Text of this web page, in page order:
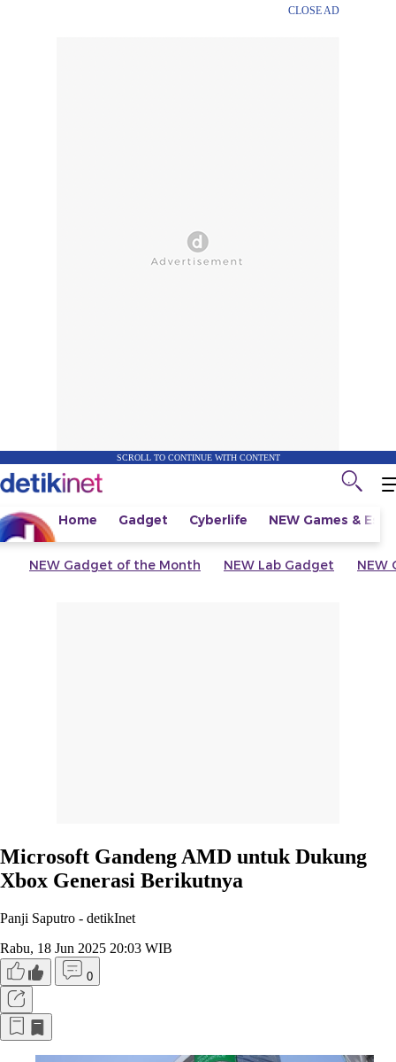
CLOSE AD
SCROLL TO CONTINUE WITH CONTENT
Home Gadget Cyberlife NEW Games &
NEW Gadget of the Month NEW Lab Gadget NEW
Microsoft Gandeng AMD untuk Dukung
Xbox Generasi Berikutnya
Panji Saputro - detikInet
Rabu, 18 Jun 2025 20:03 WIB
0